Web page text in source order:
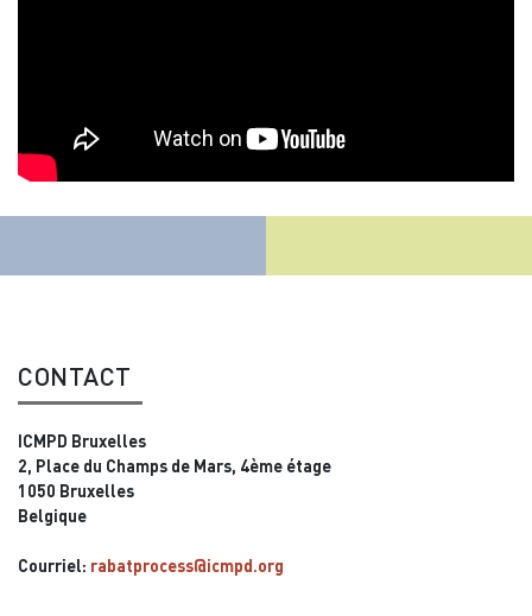
CONTACT
ICMPD Bruxelles
2, Place du Champs de Mars, 4ème étage
1050 Bruxelles
Belgique
Courriel: rabatprocess@icmpd.org